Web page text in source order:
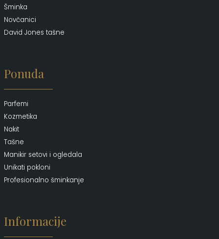
Šminka
Novčanici
David Jones tašne
Ponuda
Parfemi
Kozmetika
Nakit
Tašne
Manikir setovi i ogledala
Unikati pokloni
Profesionalno šminkanje
Informacije